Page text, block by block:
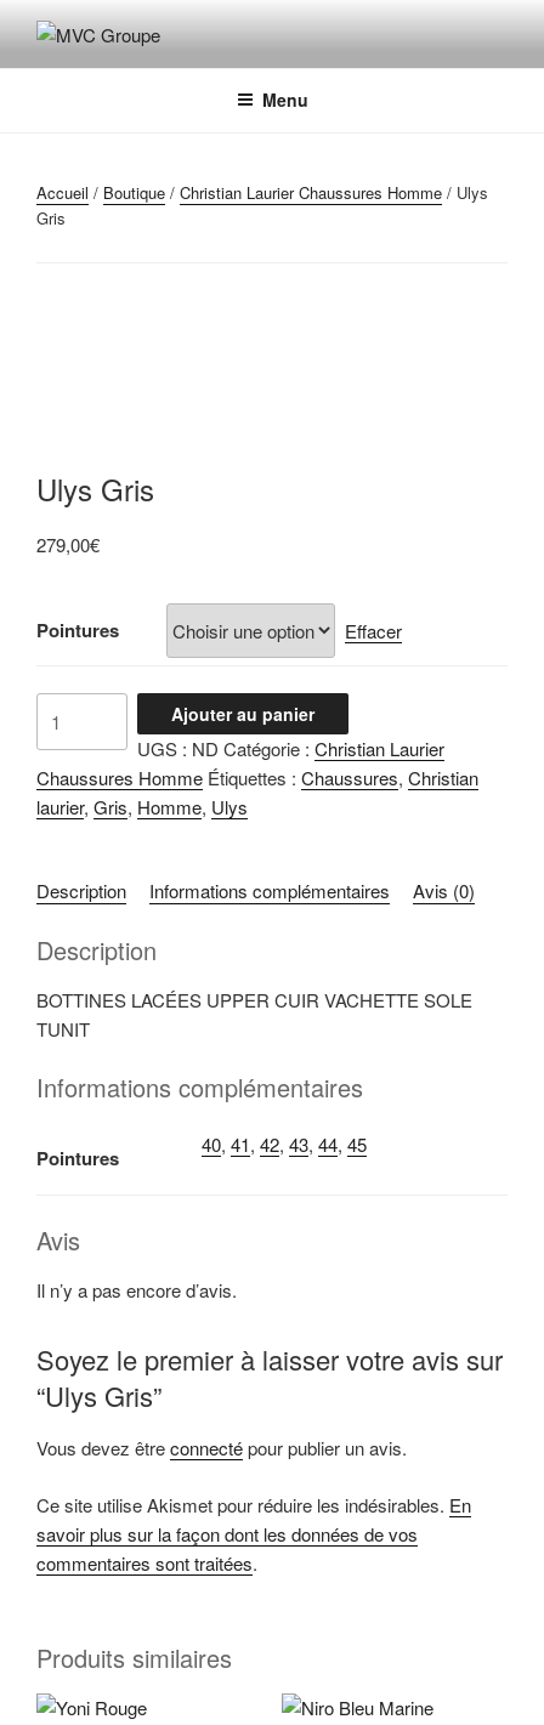
contenuMVC GROUPE
Maroquinerie – Valises – Chaussures
Menu
Accueil / Boutique / Christian Laurier Chaussures Homme / Ulys
Gris
Ulys Gris
279,00€
Pointures Effacer
Gris
Ajouter au panier
UGS : ND Catégorie : Christian Laurier
Chaussures Homme Étiquettes : Chaussures, Christian
laurier, Gris, Homme, Ulys
Description Informations complémentaires Avis (0)
Description
BOTTINES LACÉES UPPER CUIR VACHETTE SOLE
TUNIT
Informations complémentaires
Pointures
40, 41, 42, 43, 44, 45
Avis
Il n’y a pas encore d’avis.
Soyez le premier à laisser votre avis sur
“Ulys Gris”
Vous devez êtreconnectépour publier un avis.
Ce site utilise Akismet pour réduire les indésirables. En
savoir plus sur la façon dont les données de vos
commentaires sont traitées.
Produits similaires